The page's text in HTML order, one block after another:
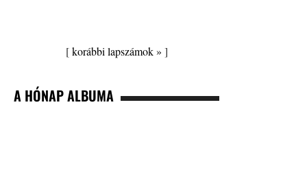
[korábbi lapszámok » ]
A HÓNAP ALBUMA